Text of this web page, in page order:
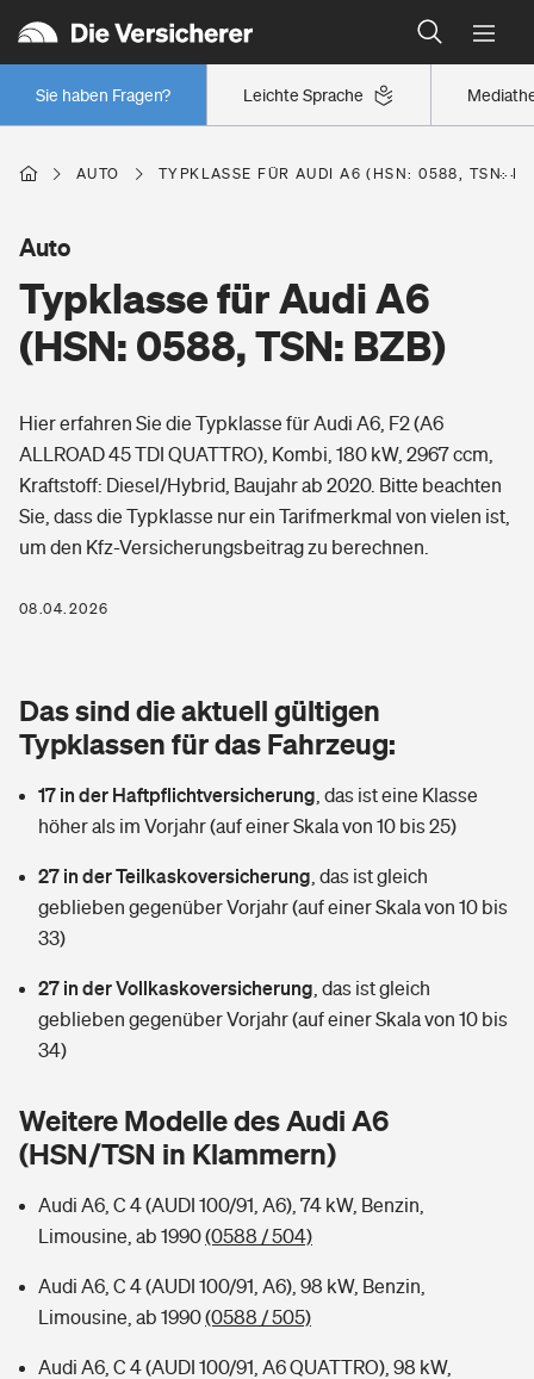
Leichte Sprache
Sie haben Fragen?
Wer versichert was: Jetzt Versicherer finden
Regionalklassen: So ist Ihre Region eingestuft
Wer versichert was: Jetzt Versicherer finden
Berufsunfähigkeitsversicherung
Erwerbsunfähigkeitsversicherung
Grundfähigkeitsversicherung
Arbeitsrechtsschutz
Berufshaftpflichtversicherung
Zur Übersicht
Tools
Wer versichert was: Jetzt Versicherer finden
Sie haben Fragen?
Wohnen
Elementarversicherung
Glasversicherung
Mietkautionsversicherung
Restkreditversicherung
Tools
Hochwasser-Check: Wie gefährdet ist Ihr Haus?
Sie haben Fragen?
Freizeit
Pri­vate Haft­pflicht­
Kinderunfall­ver­si­che­rung
Kinderinvalidität
Reiseversicherung
Hundehalter-Haftpflicht
Handyversicherung
Private Cyberversicherung
Zur Übersicht
Gesundheit
Private Krankenversicherung
Dread-Disease-Versicherung
Tierkrankenversicherung
Tools
Wer versichert was: Jetzt Versicherer finden
Rentenrechner: Wie viel Geld bekomme ich im Alter?
AUTO TYPKLASSE FÜR AUDI A6 (HSN: 0588, TSN:
Typklasse für Audi A6
(HSN: 0588, TSN: BZB)
Auto
Hier erfahren Sie die Typklasse für Audi A6, F2 (A6
ALLROAD 45 TDI QUATTRO), Kombi, 180 kW, 2967 ccm,
Kraftstoff: Diesel/Hybrid, Baujahr ab 2020. Bitte beachten
Sie, dass die Typklasse nur ein Tarifmerkmal von vielen ist,
um den Kfz-Versicherungsbeitrag zu berechnen.
08.04.2026
Das sind die aktuell gültigen
Typklassen für das Fahrzeug:
17 in der Haftpflichtversicherung das ist eine Klasse
höher als im Vorjahr (auf einer Skala von 10 bis 25)
27 in der Teilkaskoversicherung das ist gleich
geblieben gegenüber Vorjahr (auf einer Skala von 10 bis
33)
27 in der Vollkaskoversicherung das ist gleich
geblieben gegenüber Vorjahr (auf einer Skala von 10 bis
34)
Weitere Modelle des Audi A6
(HSN/TSN in Klammern)
Audi A6, C 4 (AUDI 100/91, A6), 74 kW, Benzin,
Limousine, ab 1990(0588 / 504)
Audi A6, C 4 (AUDI 100/91, A6), 98 kW, Benzin,
Limousine, ab 1990(0588 / 505)
Audi A6, C 4 (AUDI 100/91, A6 QUATTRO), 98 kW,